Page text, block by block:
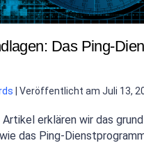
Das Ping-
Veröffentlicht am Juli 13,
Artikel erklären wir das
das Ping-